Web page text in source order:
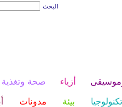
البحث
أزياء صحة وتغذية
بيئة مدونات